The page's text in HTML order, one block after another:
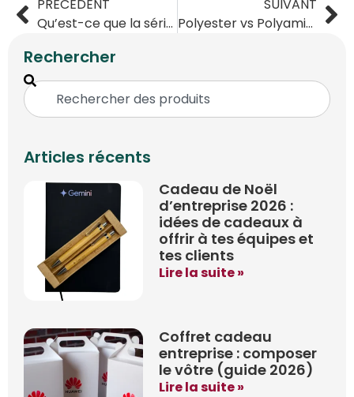
PRÉCÉDENT
Qu’est-ce que la sérigraphie ?
SUIVANT
Polyester vs Polyamide : différences, avantages et usages B2B
Rechercher
Articles récents
Cadeau de Noël
d’entreprise 2026 :
idées de cadeaux à
offrir à tes équipes et
tes clients
Lire la suite »
Coffret cadeau
entreprise : composer
le vôtre (guide 2026)
Lire la suite »